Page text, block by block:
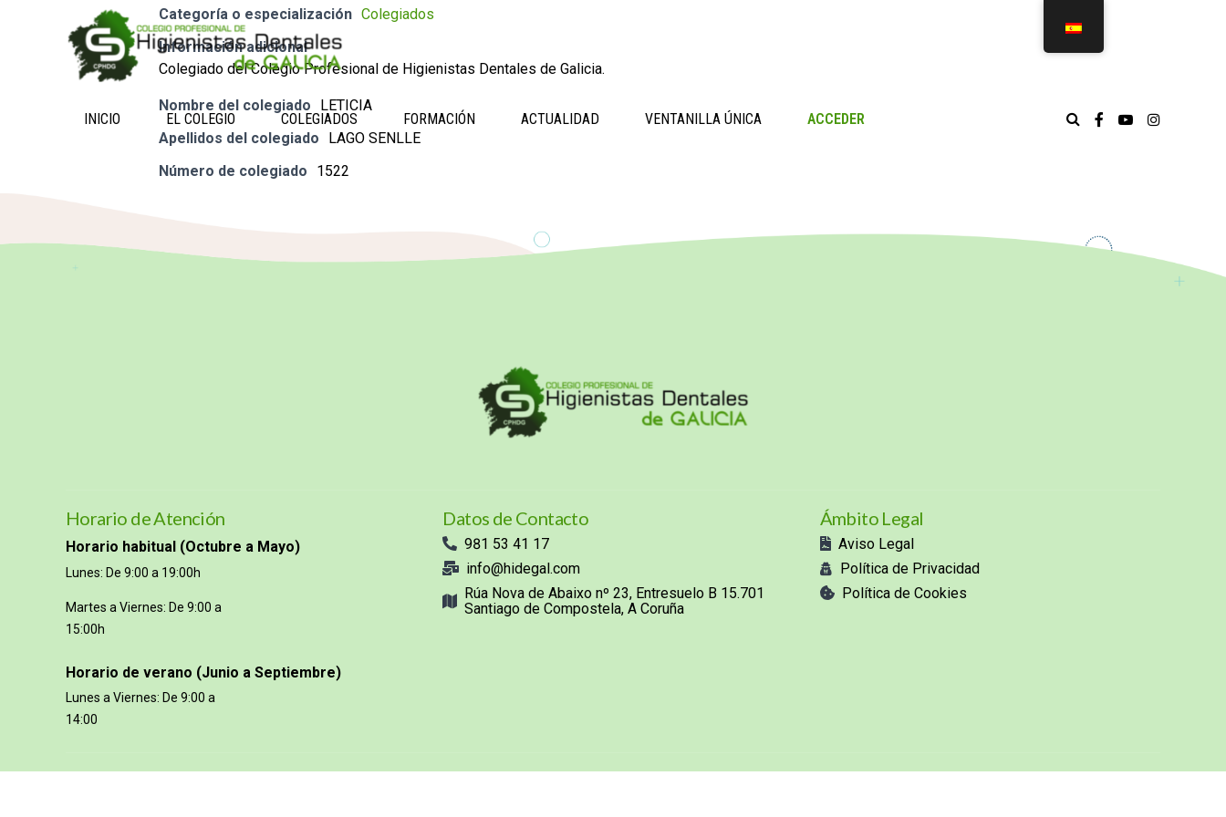
INICIO EL COLEGIO COLEGIADOS FORMACIÓN ACTUALIDAD VENTANILLA ÚNICA ACCEDER
Categoría o especialización Colegiados
Información adicional
Colegiado del Colegio Profesional de Higienistas Dentales de Galicia.
Nombre del colegiado
LETICIA
Apellidos del colegiado
LAGO SENLLE
Número de colegiado
1522
Horario de Atención
Horario habitual (Octubre a Mayo)
Lunes: De 9:00 a 19:00h
Martes a Viernes: De 9:00 a
15:00h
Horario de verano (Junio a Septiembre)
Lunes a Viernes: De 9:00 a
14:00
Datos de Contacto
981 53 41 17
info@hidegal.com
Rúa Nova de Abaixo nº 23, Entresuelo B 15.701
Santiago de Compostela, A Coruña
Ámbito Legal
Aviso Legal
Política de Privacidad
Política de Cookies